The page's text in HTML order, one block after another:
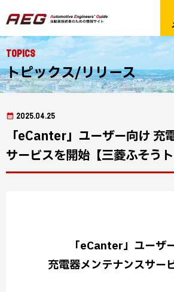
Topics
トピックス/リリース
2025.04.25
「eCanter」ユーザー向け 充
サービスを開始【三菱ふそうト
「eCanter」ユーザ
充電器メンテナンスサー